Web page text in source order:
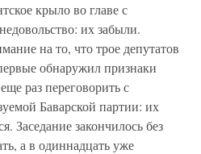
крыло во главе с
их забыли.
на то, что трое депутатов
обнаружил признаки
раз переговорить с
Баварской партии: их
Заседание закончилось без
а в одиннадцать уже